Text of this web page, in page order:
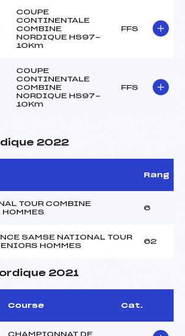
COUPE
CONTINENTALE
COMBINE
NORDIQUE HS97-
10Km
FFS
COUPE
CONTINENTALE
COMBINE
NORDIQUE HS97-
10Km
FFS
2022
Rang
TOUR COMBINE
HOMMES
6
SAMSE NATIONAL TOUR
HOMMES
62
2021
Course Cat.
CHAMPIONNAT DE